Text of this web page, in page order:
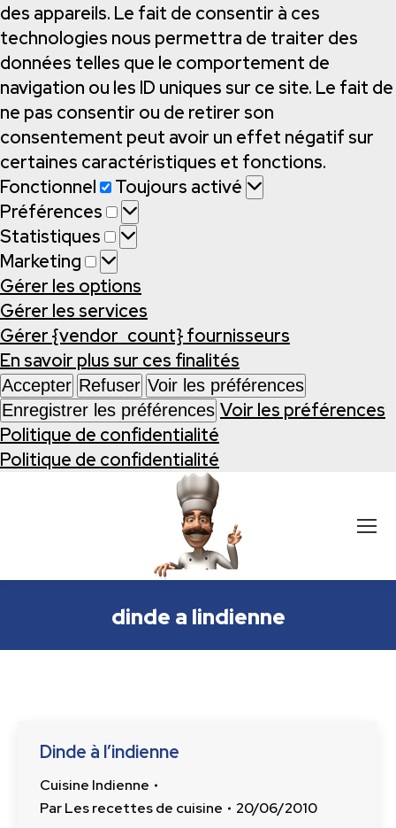
des appareils. Le fait de consentir à ces
technologies nous permettra de traiter des
données telles que le comportement de
navigation ou les ID uniques sur ce site. Le fait de
ne pas consentir ou de retirer son
consentement peut avoir un effet négatif sur
certaines caractéristiques et fonctions.
Fonctionnel
Fonctionnel
Toujours activé
Préférences
Préférences
Statistiques
Statistiques
Marketing
Marketing
Gérer les options
Gérer les services
Gérer {vendor_count} fournisseurs
En savoir plus sur ces finalités
Accepter Refuser Voir les préférences
Enregistrer les préférences Voir les préférences
Politique de confidentialité
Politique de confidentialité
dinde a lindienne
Dinde à l’indienne
Cuisine Indienne
ParLes recettes de cuisine 20/06/2010